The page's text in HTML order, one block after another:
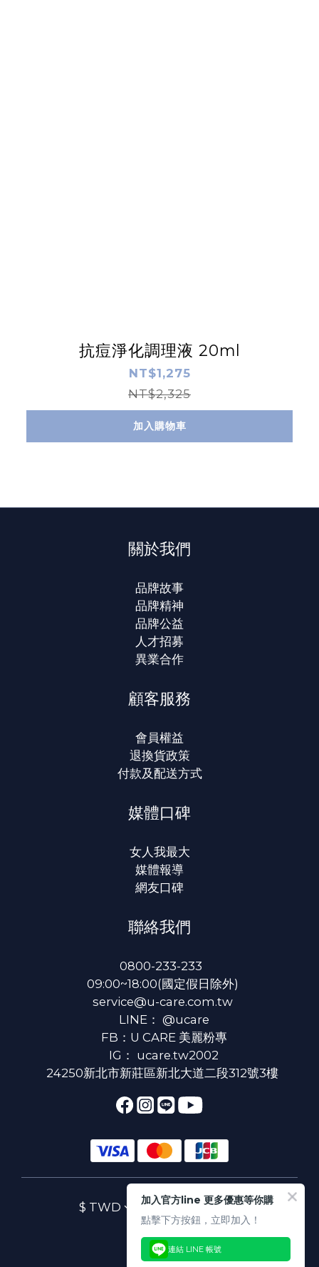
抗痘淨化調理液 20ml
NT$1,275
NT$2,325
加入購物車
關於我們
品牌故事
品牌精神
品牌公益
人才招募
異業合作
顧客服務
會員權益
退換貨政策
付款及配送方式
媒體口碑
女人我最大
媒體報導
網友口碑
聯絡我們
0800-233-233
09:00~18:00(國定假日除外)
service@u-care.com.tw
LINE： @ucare
FB： U CARE 美麗粉專
IG： ucare.tw2002
24250新北市新莊區新北大道二段312號3樓
$ TWD 繁體中文
加入官方line 更多優惠等你購
點擊下方按鈕，立即加入！
連結 LINE 帳號